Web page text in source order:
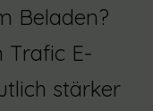
Beladen?
Trafic E-
stärker